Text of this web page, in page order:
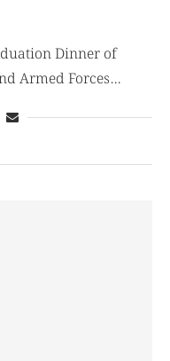
Dinner of
Armed Forces…